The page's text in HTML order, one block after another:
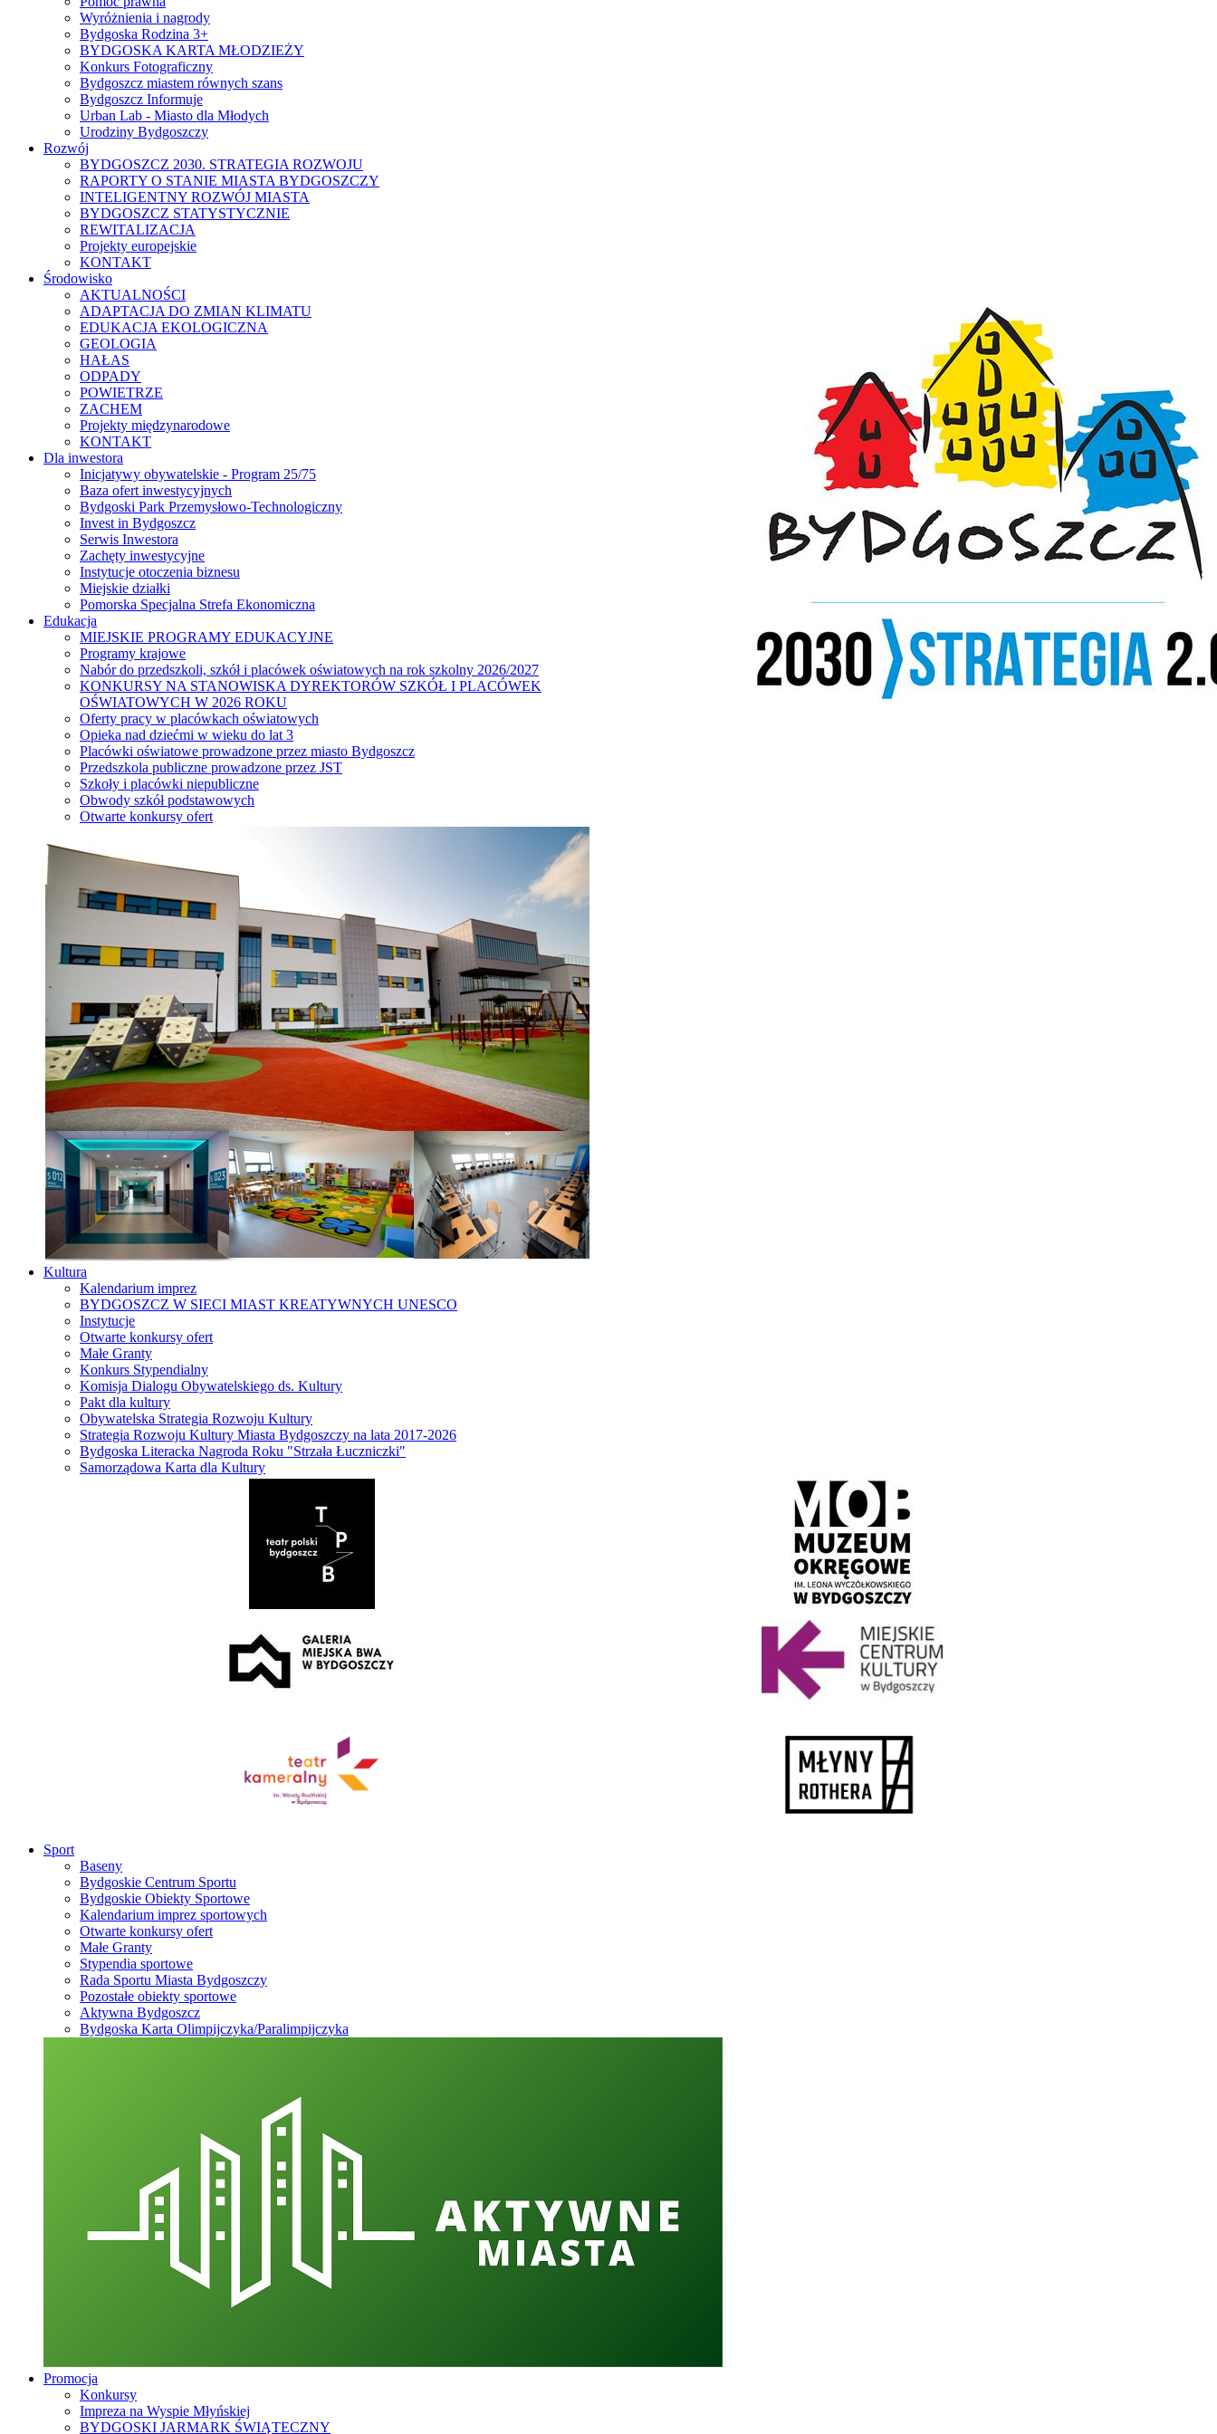
Wyróżnienia i nagrody
Bydgoska Rodzina 3+
BYDGOSKA KARTA MŁODZIEŻY
Konkurs Fotograficzny
Bydgoszcz miastem równych szans
Bydgoszcz Informuje
Urban Lab - Miasto dla Młodych
Urodziny Bydgoszczy
Rozwój
BYDGOSZCZ 2030. STRATEGIA ROZWOJU
RAPORTY O STANIE MIASTA BYDGOSZCZY
INTELIGENTNY ROZWÓJ MIASTA
BYDGOSZCZ STATYSTYCZNIE
REWITALIZACJA
Projekty europejskie
KONTAKT
Środowisko
AKTUALNOŚCI
ADAPTACJA DO ZMIAN KLIMATU
EDUKACJA EKOLOGICZNA
GEOLOGIA
HAŁAS
ODPADY
POWIETRZE
ZACHEM
Projekty międzynarodowe
KONTAKT
Dla inwestora
Inicjatywy obywatelskie - Program 25/75
Baza ofert inwestycyjnych
Bydgoski Park Przemysłowo-Technologiczny
Invest in Bydgoszcz
Serwis Inwestora
Zachęty inwestycyjne
Instytucje otoczenia biznesu
Miejskie działki
Pomorska Specjalna Strefa Ekonomiczna
Edukacja
MIEJSKIE PROGRAMY EDUKACYJNE
Programy krajowe
Nabór do przedszkoli, szkół i placówek oświatowych na rok szkolny 2026/2027
KONKURSY NA STANOWISKA DYREKTORÓW SZKÓŁ I PLACÓWEK
OŚWIATOWYCH W 2026 ROKU
Oferty pracy w placówkach oświatowych
Opieka nad dziećmi w wieku do lat 3
Placówki oświatowe prowadzone przez miasto Bydgoszcz
Przedszkola publiczne prowadzone przez JST
Szkoły i placówki niepubliczne
Obwody szkół podstawowych
Otwarte konkursy ofert
Kultura
Kalendarium imprez
BYDGOSZCZ W SIECI MIAST KREATYWNYCH UNESCO
Instytucje
Otwarte konkursy ofert
Małe Granty
Konkurs Stypendialny
Komisja Dialogu Obywatelskiego ds. Kultury
Pakt dla kultury
Obywatelska Strategia Rozwoju Kultury
Strategia Rozwoju Kultury Miasta Bydgoszczy na lata 2017-2026
Bydgoska Literacka Nagroda Roku "Strzała Łuczniczki"
Samorządowa Karta dla Kultury
Sport
Baseny
Bydgoskie Centrum Sportu
Bydgoskie Obiekty Sportowe
Kalendarium imprez sportowych
Otwarte konkursy ofert
Małe Granty
Stypendia sportowe
Rada Sportu Miasta Bydgoszczy
Pozostałe obiekty sportowe
Aktywna Bydgoszcz
Bydgoska Karta Olimpijczyka/Paralimpijczyka
Promocja
Konkursy
Impreza na Wyspie Młyńskiej
BYDGOSKI JARMARK ŚWIĄTECZNY